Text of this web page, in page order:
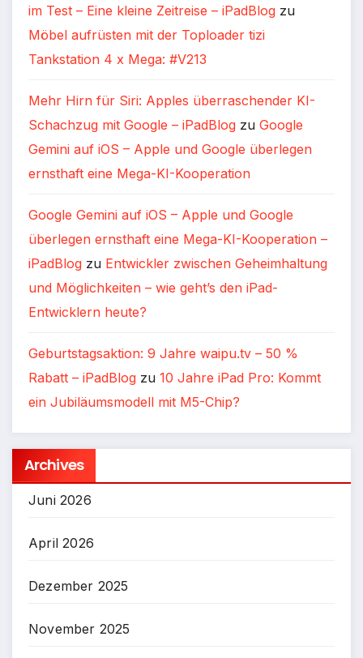
im Test – Eine kleine Zeitreise – iPadBlog zu
Möbel aufrüsten mit der Toploader tizi
Tankstation 4 x Mega: #V213
Mehr Hirn für Siri: Apples überraschender KI-
Schachzug mit Google – iPadBlog zu Google
Gemini auf iOS – Apple und Google überlegen
ernsthaft eine Mega-KI-Kooperation
Google Gemini auf iOS – Apple und Google
überlegen ernsthaft eine Mega-KI-Kooperation –
iPadBlog zu Entwickler zwischen Geheimhaltung
und Möglichkeiten – wie geht’s den iPad-
Entwicklern heute?
Geburtstagsaktion: 9 Jahre waipu.tv – 50 %
Rabatt – iPadBlog zu 10 Jahre iPad Pro: Kommt
ein Jubiläumsmodell mit M5-Chip?
Archives
Juni 2026
April 2026
Dezember 2025
November 2025